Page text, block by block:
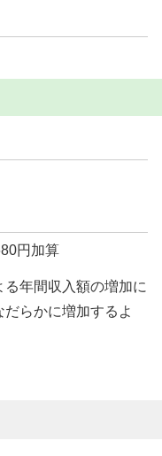
円加算
年間収入額の増加に
らかに増加するよ